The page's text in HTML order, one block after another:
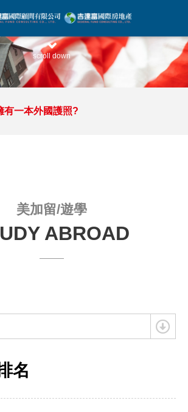
scroll down
有一本外國護照?
有一本外國護照?
美加留/遊學
ABROAD
名